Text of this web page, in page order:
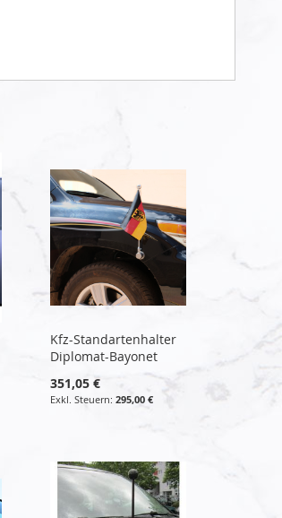
Kfz-Standartenhalter
Diplomat-Bayonet
351,05 €
295,00 €